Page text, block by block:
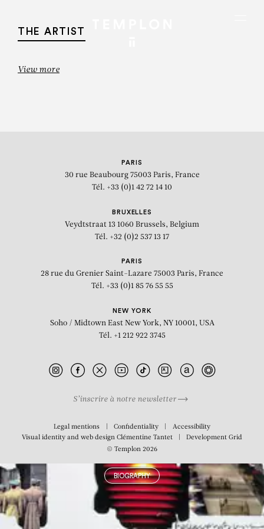
ROBERT
RAUSCHENBERG
Grip + Gripe
BIOGRAPHY
THE ARTIST
View more
PARIS
30 rue Beaubourg 75003 Paris, France
Tél. +33 (0)1 42 72 14 10
BRUXELLES
Veydtstraat 13 1060 Brussels, Belgium
Tél. +32 (0)2 537 13 17
PARIS
28 rue du Grenier Saint-Lazare 75003 Paris, France
Tél. +33 (0)1 85 76 55 55
NEW YORK
Soho / Midtown East New York, NY 10001, USA
Tél. +1 212 922 3745
S’inscrire à notre newsletter
Legal mentions Confidentiality
Accessibility
Visual identity and web design Clémentine Tantet DevelopmentGrid
© Templon 2026